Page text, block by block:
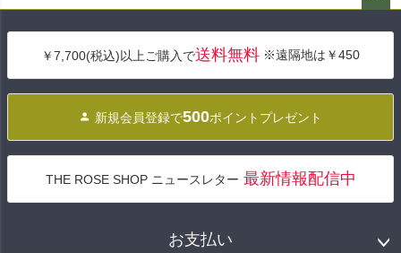
へ
￥7,700(税込)以上ご購入で送料無料 ※遠隔地は￥450
新規会員登録で500ポイントプレゼント
THE ROSE SHOP ニュースレター 最新情報配信中
お支払い